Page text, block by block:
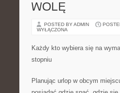
WOLĘ
POSTED BY ADMIN
WYŁĄCZONA
Każdy kto wybiera się na
stopniu
Planując urlop w obcym